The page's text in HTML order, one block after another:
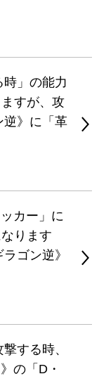
時」の能力
すが、攻
逆》に「革
カー」に
ります
ゴン逆》
する時、
の「D・